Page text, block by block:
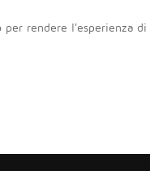
rendere l'esperienza